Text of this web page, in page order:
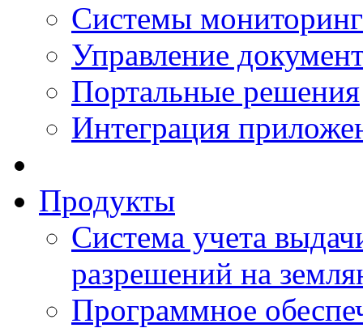
Системы
Управление
Портальные решения
Интеграция
Продукты
Система учета
разрешений на
Программное